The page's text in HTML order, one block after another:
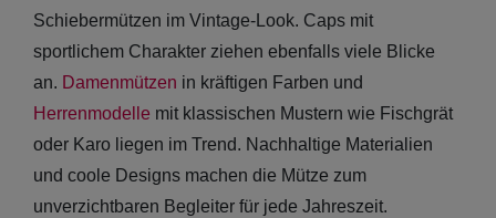
Schiebermützen im Vintage-Look. Caps mit
sportlichem Charakter ziehen ebenfalls viele Blicke
an. Damenmützen in kräftigen Farben und
Herrenmodelle mit klassischen Mustern wie Fischgrät
oder Karo liegen im Trend. Nachhaltige Materialien
und coole Designs machen die Mütze zum
unverzichtbaren Begleiter für jede Jahreszeit.